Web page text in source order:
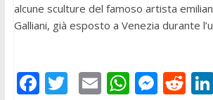
alcune sculture del famoso artista
Galliani, già esposto a Venezia durante
F T E W M R